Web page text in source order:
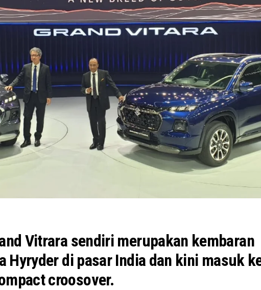
Vitrara sendiri merupakan kembaran
Hyryder di pasar India dan kini masuk
croosover.